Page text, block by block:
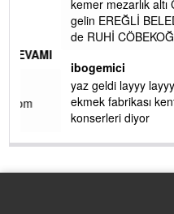
kemer mezarlık altı
gelin EREĞLİ
de RUHİ CÖBEKOĞLU...
ibogemici
yaz geldi layyy layyy layy
ekmek fabrikası kent
konserleri diyor